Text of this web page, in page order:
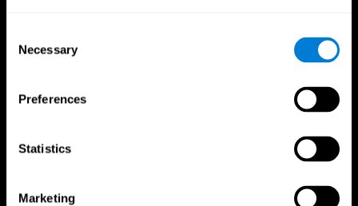
Selection
Necessary
Preferences
Statistics
Marketing